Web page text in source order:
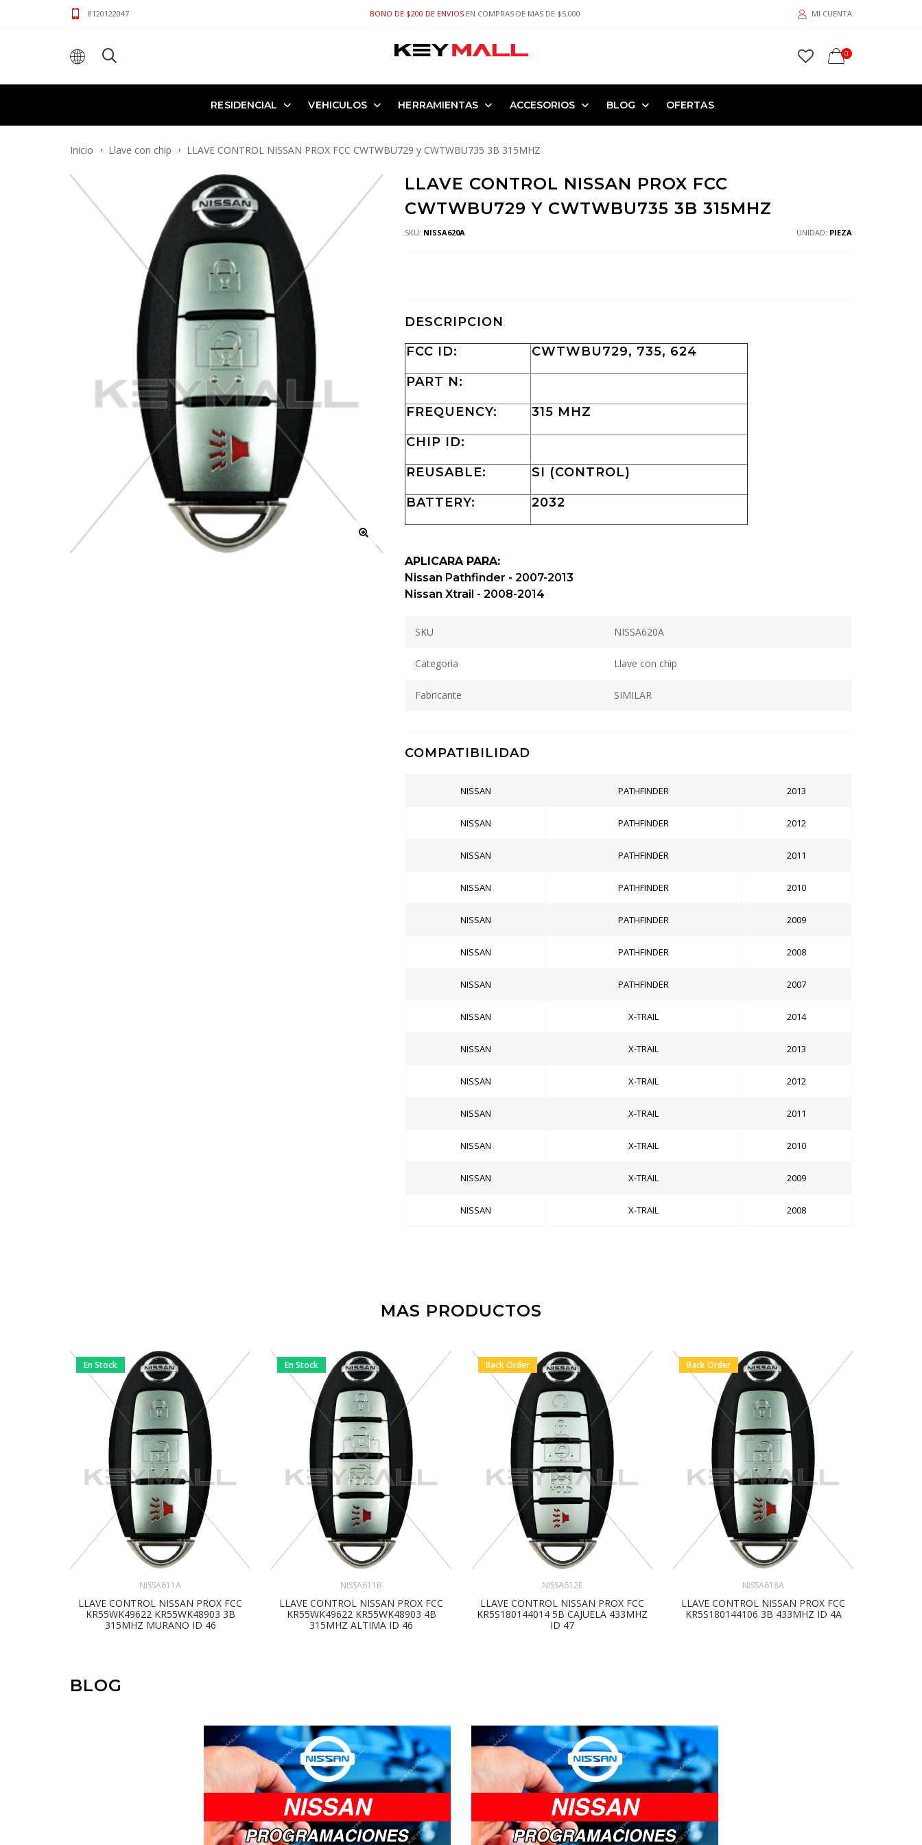
8120122047 BONO DE $200 DE ENVIOS EN COMPRAS DE MAS DE $5,000 MI CUENTA
0
RESIDENCIAL VEHICULOS HERRAMIENTAS ACCESORIOS BLOG OFERTAS
Inicio Llave con chip LLAVE CONTROL NISSAN PROX FCC CWTWBU729 y CWTWBU735 3B 315MHZ
LLAVE CONTROL NISSAN PROX FCC
CWTWBU729 Y CWTWBU735 3B 315MHZ
SKU: NISSA620A UNIDAD: PIEZA
DESCRIPCION
FCC ID:
CWTWBU729, 735, 624
PART N:
FREQUENCY:
315 MHZ
CHIP ID:
REUSABLE:
SI (CONTROL)
BATTERY:
2032
APLICARA PARA:
Nissan Pathfinder - 2007-2013
Nissan Xtrail - 2008-2014
SKU NISSA620A
Categoria Llave con chip
Fabricante SIMILAR
COMPATIBILIDAD
NISSAN PATHFINDER 2013
NISSAN PATHFINDER 2012
NISSAN PATHFINDER 2011
NISSAN PATHFINDER 2010
NISSAN PATHFINDER 2009
NISSAN PATHFINDER 2008
NISSAN PATHFINDER 2007
NISSAN X-TRAIL 2014
NISSAN X-TRAIL 2013
NISSAN X-TRAIL 2012
NISSAN X-TRAIL 2011
NISSAN X-TRAIL 2010
NISSAN X-TRAIL 2009
NISSAN X-TRAIL 2008
MAS PRODUCTOS
En Stock
NISSA611A
LLAVE CONTROL NISSAN PROX FCC
KR55WK49622 KR55WK48903 3B
315MHZ MURANO ID 46
En Stock
NISSA611B
LLAVE CONTROL NISSAN PROX FCC
KR55WK49622 KR55WK48903 4B
315MHZ ALTIMA ID 46
Back Order
NISSA612E
LLAVE CONTROL NISSAN PROX FCC
KR5S180144014 5B CAJUELA 433MHZ
ID 47
Back Order
NISSA618A
LLAVE CONTROL NISSAN PROX FCC
KR5S180144106 3B 433MHZ ID 4A
BLOG